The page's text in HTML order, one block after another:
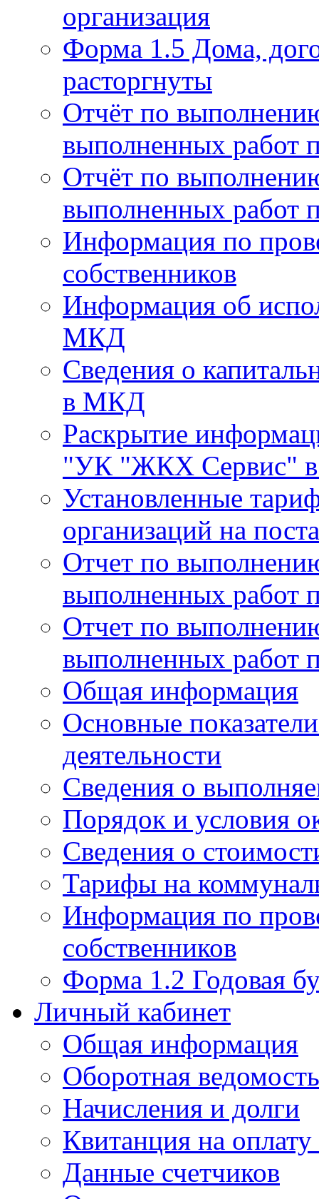
организация
Форма 1.5 Дома,
расторгнуты
Отчёт по
выполненных работ
Отчёт по
выполненных работ
Информация по
собственников
Информация об
МКД
Сведения о
в МКД
Раскрытие
"УК "ЖКХ Сервис" в
Установленные
организаций на
Отчет по
выполненных работ
Отчет по
выполненных работ
Общая информация
Основные
деятельности
Сведения о
Порядок и условия
Сведения о
Тарифы на
Информация по
собственников
Форма 1.2 Годовая
Личный кабинет
Общая информация
Оборотная ведомость
Начисления и долги
Квитанция на
Данные счетчиков